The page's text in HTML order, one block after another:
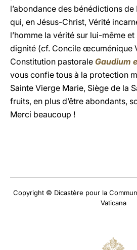
l’abondance des bénédictions
qui, en Jésus-Christ, Vérité
l’homme la vérité sur lui-même
dignité (cf. Concile œcuménique
Constitution pastorale Gaudium
vous confie tous à la protection
Sainte Vierge Marie, Siège de la
fruits, en plus d’être abondants,
Merci beaucoup !
Copyright © Dicastère pour la
Vaticana